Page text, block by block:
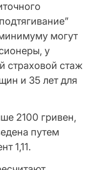
могут
у
страховой стаж
и 35 лет для
2100 гривен,
путем
1,11.